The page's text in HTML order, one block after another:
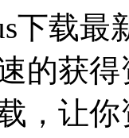
下载最
的获
，让